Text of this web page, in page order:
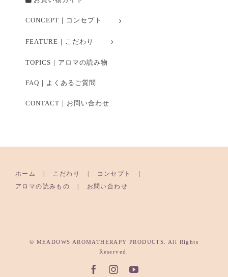
CONCEPT｜コンセプト
FEATURE｜こだわり
TOPICS｜アロマの読み物
FAQ｜よくあるご質問
CONTACT｜お問い合わせ
ホーム こだわり
コンセプト
アロマの読みもの
お問い合わせ
© MEADOWS AROMATHERAPY PRODUCTS. All Rights
Reserved.
FacebookInstagram